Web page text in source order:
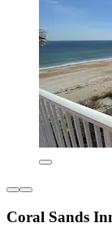
Coral Sands